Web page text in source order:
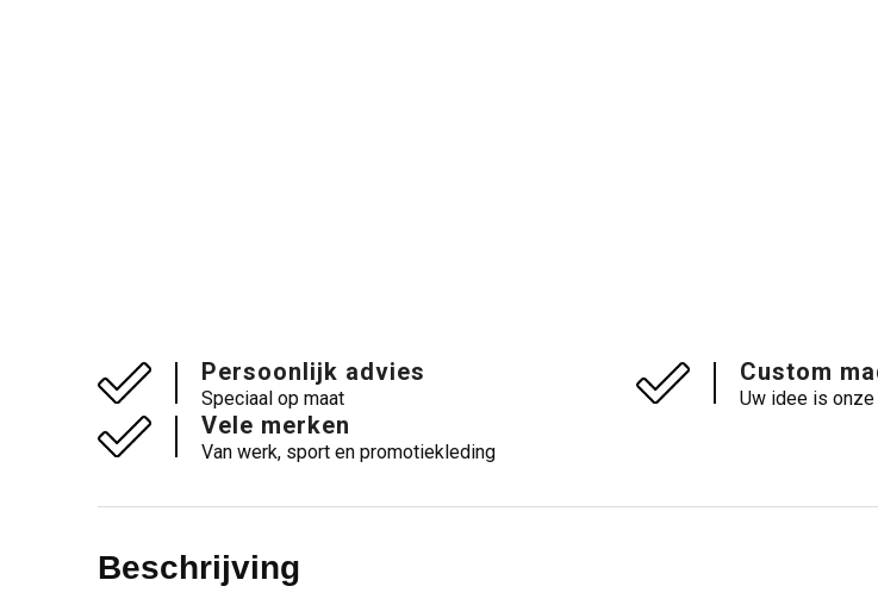
Persoonlijk advies
Speciaal op maat
Custom
Uw idee is
Vele merken
Van werk, sport en promotiekleding
Beschrijving